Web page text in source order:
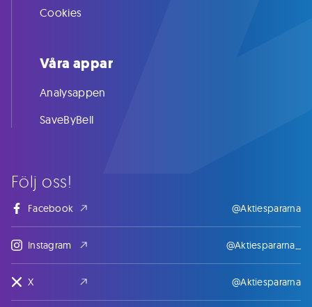
Följ oss!
Facebook @Aktiespararna
Instagram @Aktiespararna_
X @Aktiespararna
Cookies
Våra appar
Analysappen
SaveByBell